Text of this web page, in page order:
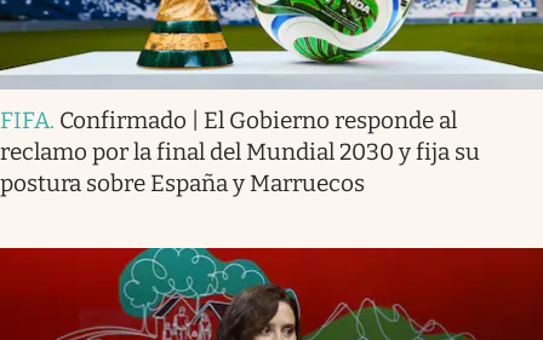
FIFA. Confirmado | El Gobierno responde al
reclamo por la final del Mundial 2030 y fija su
postura sobre España y Marruecos